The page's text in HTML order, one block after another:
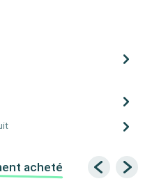
acheté